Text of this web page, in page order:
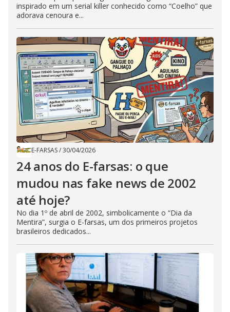
inspirado em um serial killer conhecido como “Coelho” que
adorava cenoura e...
E-FARSAS/30/04/2026
24 anos do E-farsas: o que
mudou nas fake news de 2002
até hoje?
No dia 1º de abril de 2002, simbolicamente o “Dia da
Mentira”, surgia o E-farsas, um dos primeiros projetos
brasileiros dedicados...